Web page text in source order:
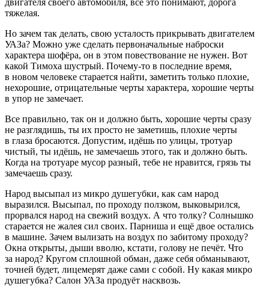
двигателя своего автомобиля, все это понимают, дорога
тяжелая.
Но зачем так делать, свою усталость прикрывать двигателем
УАЗа? Можно уже сделать первоначальные наброски
характера шофёра, он в этом повествование не нужен. Вот
какой Тимоха шустрый. Почему-то в последние время,
в новом человеке старается найти, заметить только плохие,
нехорошие, отрицательные черты характера, хорошие черты
в упор не замечает.
Все правильно, так он и должно быть, хорошие черты сразу
не разглядишь, ты их просто не заметишь, плохие черты
в глаза бросаются. Допустим, идёшь по улицы, тротуар
чистый, ты идёшь, не замечаешь этого, так и должно быть.
Когда на тротуаре мусор разный, тебе не нравится, грязь ты
замечаешь сразу.
Народ высыпал из микро душегубки, как сам народ
выразился. Высыпал, по проходу ползком, выковырился,
прорвался народ на свежий воздух. А что толку? Солнышко
старается не жалея сил своих. Парниша и ещё двое остались
в машине. Зачем вылизать на воздух по забитому проходу?
Окна открыты, дыши вволю, кстати, голову не печёт. Что
за народ? Кругом сплошной обман, даже себя обманывают,
точней будет, лицемерят даже сами с собой. Ну какая микро
душегубка? Салон УАЗа продуёт насквозь.